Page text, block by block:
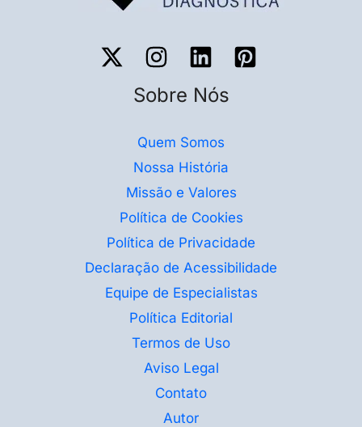
Sobre Nós
Quem Somos
Nossa História
Missão e Valores
Política de Cookies
Política de Privacidade
Declaração de Acessibilidade
Equipe de Especialistas
Política Editorial
Termos de Uso
Aviso Legal
Contato
Autor